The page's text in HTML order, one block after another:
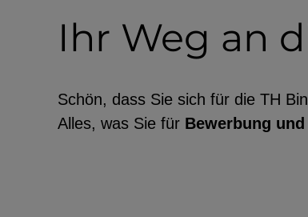
Ihr Weg an
Schön, dass Sie sich für die TH
Alles, was Sie für Bewerbung
EXTERNE MEDIEN
Seitenspezifische Erfassung